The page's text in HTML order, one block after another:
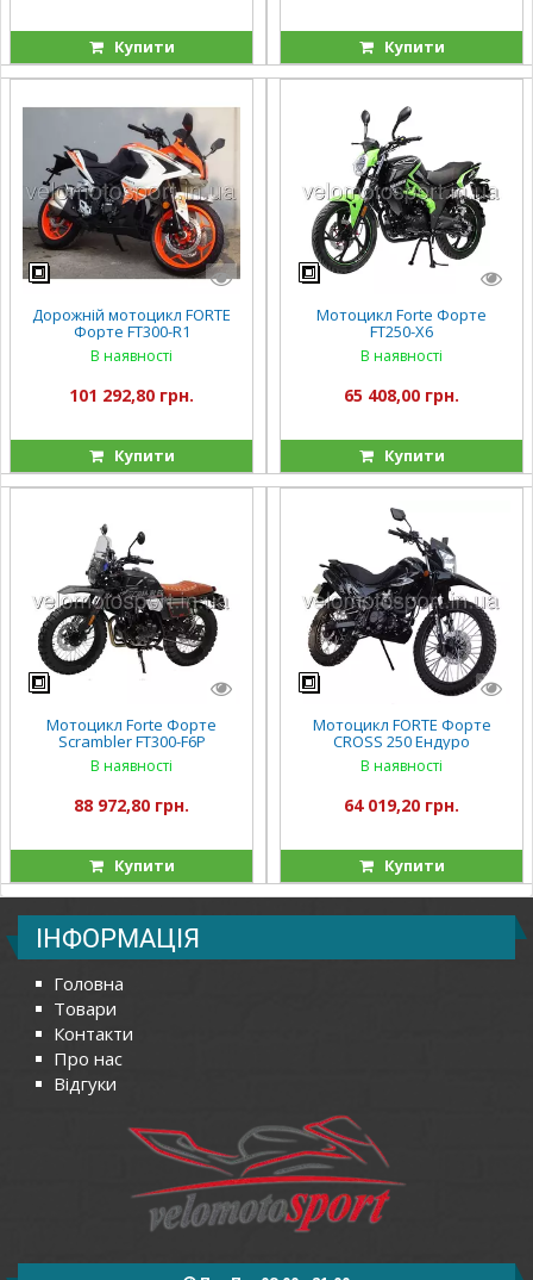
Купити Купити
Дорожній мотоцикл FORTE
Форте FT300-R1
В наявності
101 292,80 грн.
Купити
Мотоцикл Forte Форте
FT250-X6
В наявності
65 408,00 грн.
Купити
Мотоцикл Forte Форте
Scrambler FT300-F6P
В наявності
88 972,80 грн.
Купити
Мотоцикл FORTE Форте
CROSS 250 Ендуро
В наявності
64 019,20 грн.
Купити
ІНФОРМАЦІЯ
Головна
Товари
Контакти
Про нас
Відгуки